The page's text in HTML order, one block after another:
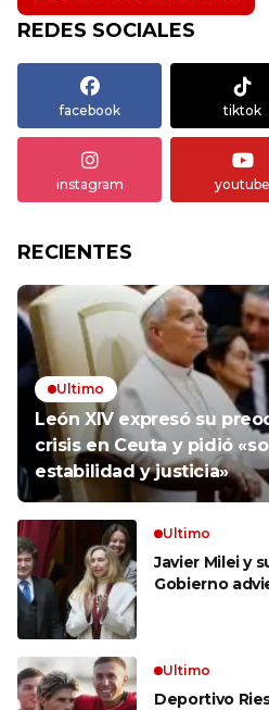
REDES SOCIALES
facebook tiktok
instagram youtube
RECIENTES
Ultimo
León XIV expresó su
crisis en Ceuta y pidió
estabilidad y justicia»
Ultimo
Javier Milei y
Gobierno
tierras a
Ultimo
Deportivo